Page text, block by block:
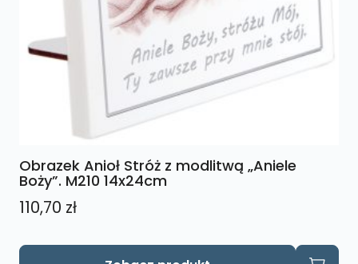
Obrazek Anioł Stróż z modlitwą „Aniele
Boży”. M210 14x24cm
110,70 zł